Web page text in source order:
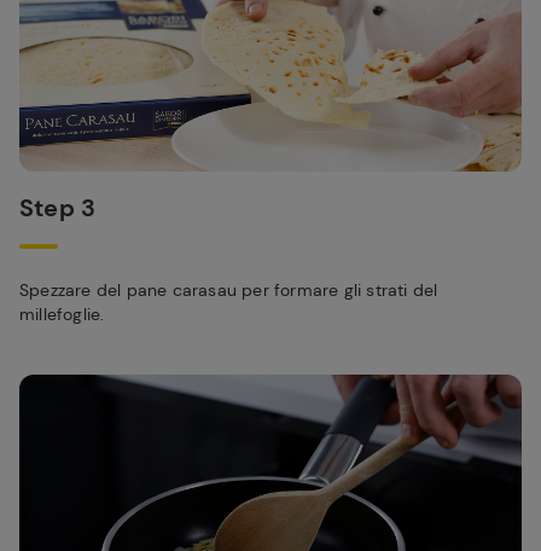
Step 3
Spezzare del pane carasau per formare gli strati del
millefoglie.